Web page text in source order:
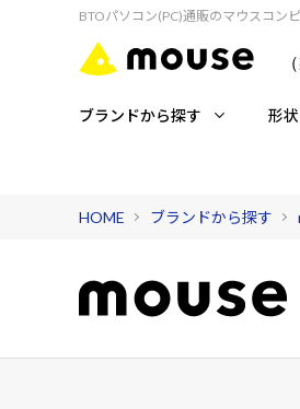
BTOパソコン(PC)通販のマウスコン
ブランドから探す 形
HOME ブランドから探す